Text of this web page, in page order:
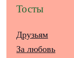
Тосты
Друзьям
За любовь